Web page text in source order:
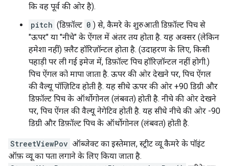
कि वह पूर्व की ओर है).
pitch (डिफ़ॉल्ट 0 ) से, कैमरे के शुरुआती डिफ़ॉल्ट पिच से
"ऊपर" या "नीचे" के ऐंगल में अंतर तय होता है. यह अक्सर (लेकिन
हमेशा नहीं) फ़्लैट हॉरिज़ॉन्टल होता है. (उदाहरण के लिए, किसी
पहाड़ी पर ली गई इमेज में, डिफ़ॉल्ट पिच हॉरिज़ॉन्टल नहीं होगी.)
पिच ऐंगल को मापा जाता है. ऊपर की ओर देखने पर, पिच ऐंगल
की वैल्यू पॉज़िटिव होती है. यह सीधे ऊपर की ओर +90 डिग्री और
डिफ़ॉल्ट पिच के ऑर्थोगोनल (लंबवत) होती है. नीचे की ओर देखने
पर, पिच ऐंगल की वैल्यू नेगेटिव होती है. यह सीधे नीचे की ओर -90
डिग्री और डिफ़ॉल्ट पिच के ऑर्थोगोनल (लंबवत) होती है.
StreetViewPov ऑब्जेक्ट का इस्तेमाल, स्ट्रीट व्यू कैमरे के पॉइंट
ऑफ़ व्यू का पता लगाने के लिए किया जाता है.